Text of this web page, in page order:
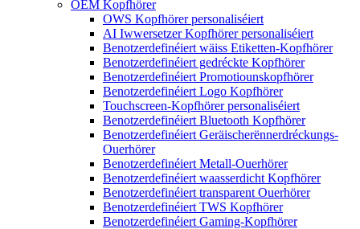
OEM Kopfhörer
OWS Kopfhörer personaliséiert
AI Iwwersetzer Kopfhörer personaliséiert
Benotzerdefinéiert wäiss Etiketten-Kopfhörer
Benotzerdefinéiert gedréckte Kopfhörer
Benotzerdefinéiert Promotiounskopfhörer
Benotzerdefinéiert Logo Kopfhörer
Touchscreen-Kopfhörer personaliséiert
Benotzerdefinéiert Bluetooth Kopfhörer
Benotzerdefinéiert Geräischerënnerdréckungs-
Ouerhörer
Benotzerdefinéiert Metall-Ouerhörer
Benotzerdefinéiert waasserdicht Kopfhörer
Benotzerdefinéiert transparent Ouerhörer
Benotzerdefinéiert TWS Kopfhörer
Benotzerdefinéiert Gaming-Kopfhörer